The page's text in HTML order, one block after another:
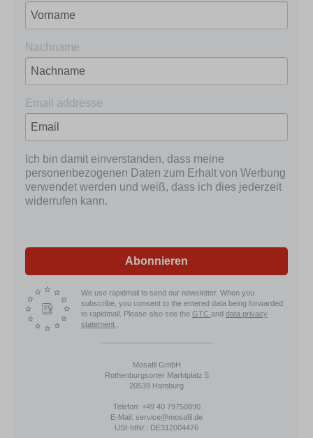
Nachname
Email addresse
Ich bin damit einverstanden, dass meine
personenbezogenen Daten zum Erhalt von Werbung
verwendet werden und weiß, dass ich dies jederzeit
widerrufen kann.
Abonnieren
We use rapidmail to send our newsletter. When you
subscribe, you consent to the entered data being forwarded
to rapidmail. Please also see the GTC and data privacy
statement
Mosafil GmbH
Rothenburgsorter Marktplatz 5
20539 Hamburg
Telefon: +49 40 79750890
E-Mail: service@mosafil.de
USt-IdNr.: DE312004476